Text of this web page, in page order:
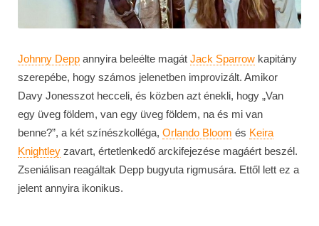
Johnny Depp annyira beleélte magát Jack Sparrow kapitány
szerepébe, hogy számos jelenetben improvizált. Amikor
Davy Jonesszot hecceli, és közben azt énekli, hogy „Van
egy üveg földem, van egy üveg földem, na és mi van
benne?”, a két színészkolléga, Orlando Bloom és Keira
Knightley zavart, értetlenkedő arckifejezése magáért beszél.
Zseniálisan reagáltak Depp bugyuta rigmusára. Ettől lett ez a
jelent annyira ikonikus.